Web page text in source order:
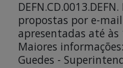
propostas por e-
apresentadas até
Maiores
Guedes -